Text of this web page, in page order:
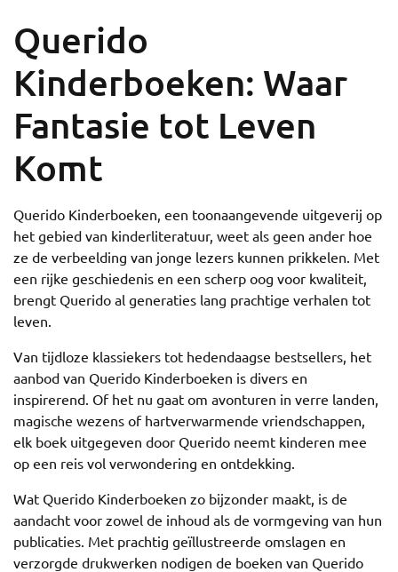
Querido
Kinderboeken: Waar
Fantasie tot Leven
Komt
Querido Kinderboeken, een toonaangevende uitgeverij op
het gebied van kinderliteratuur, weet als geen ander hoe
ze de verbeelding van jonge lezers kunnen prikkelen. Met
een rijke geschiedenis en een scherp oog voor kwaliteit,
brengt Querido al generaties lang prachtige verhalen tot
leven.
Van tijdloze klassiekers tot hedendaagse bestsellers, het
aanbod van Querido Kinderboeken is divers en
inspirerend. Of het nu gaat om avonturen in verre landen,
magische wezens of hartverwarmende vriendschappen,
elk boek uitgegeven door Querido neemt kinderen mee
op een reis vol verwondering en ontdekking.
Wat Querido Kinderboeken zo bijzonder maakt, is de
aandacht voor zowel de inhoud als de vormgeving van hun
publicaties. Met prachtig geïllustreerde omslagen en
verzorgde drukwerken nodigen de boeken van Querido